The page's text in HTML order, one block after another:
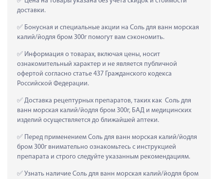
доставки.
Бонусная и специальные акции на Соль для ванн морская
калий/йодля бром 300г помогут вам сэкономить.
Информация о товарах, включая цены, носит
ознакомительный характер и не является публичной
офертой согласно статье 437 Гражданского кодекса
Российской Федерации.
Доставка рецептурных препаратов, таких как  Соль для
ванн морская калий/йодля бром 300г, БАД и медицинских
изделий осуществляется до ближайшей аптеки.
Перед применением Соль для ванн морская калий/йодля
бром 300г внимательно ознакомьтесь с инструкцией
препарата и строго следуйте указанным рекомендациям.
Узнать наличие Соль для ванн морская калий/йодля бром